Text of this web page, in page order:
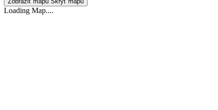
Loading Map....